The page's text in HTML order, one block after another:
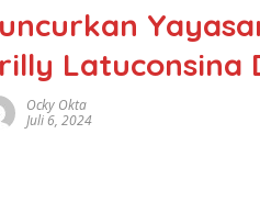
Latuconsina
Ocky Okta
Juli 6, 2024